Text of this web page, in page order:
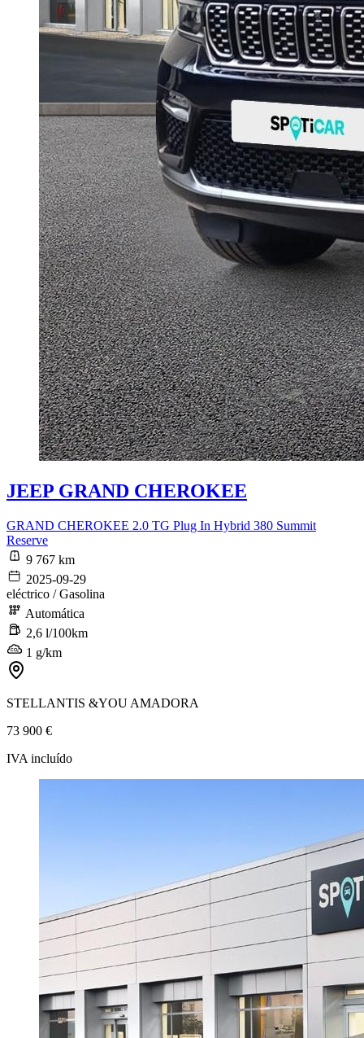
JEEP GRAND CHEROKEE
GRAND CHEROKEE 2.0 TG Plug In Hybrid 380 Summit
Reserve
9 767 km
2025-09-29
eléctrico / Gasolina
Automática
2,6 l/100km
1 g/km
STELLANTIS &YOU AMADORA
73 900 €
IVA incluído